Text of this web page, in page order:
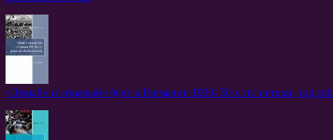
«Левый» и «правый» бунт в Германии 1920–30-х гг.: истоки, ход